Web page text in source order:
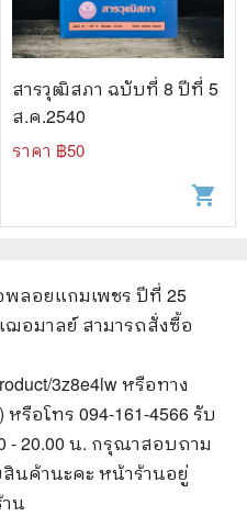
สารวุฒิสภา ฉบับที่ 8 ปีที่ 5
ส.ค.2540
ราคา ฿50
shopping_cart
พลอยแกมเพชร ปีที่ 25
ฌอมาลย์ สามารถสั่งซื้อ
3z8e4lwหรือทาง
หรือโทร 094-161-4566 รับ
- 20.00 น. กรุณาสอบถาม
นค้านะคะ หน้าร้านอยู่
น